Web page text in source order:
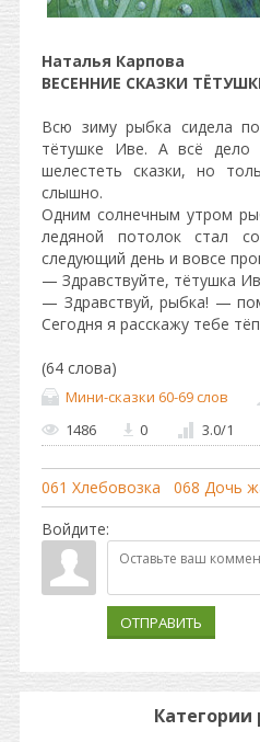
Наталья Карпова
ВЕСЕННИЕ СКАЗКИ
Всю зиму рыбка сидела
тётушке Иве. А всё
шелестеть сказки, но
слышно.
Одним солнечным утром
ледяной потолок стал
следующий день и вовсе
— Здравствуйте, тётушка
— Здравствуй, рыбка! —
Сегодня я расскажу тебе
(64 слова)
Мини-сказки 60-69 слов
1486
0 3.0/1
061 Хлебовозка
068 Дочь
Войдите:
ОТПРАВИТЬ
Категории